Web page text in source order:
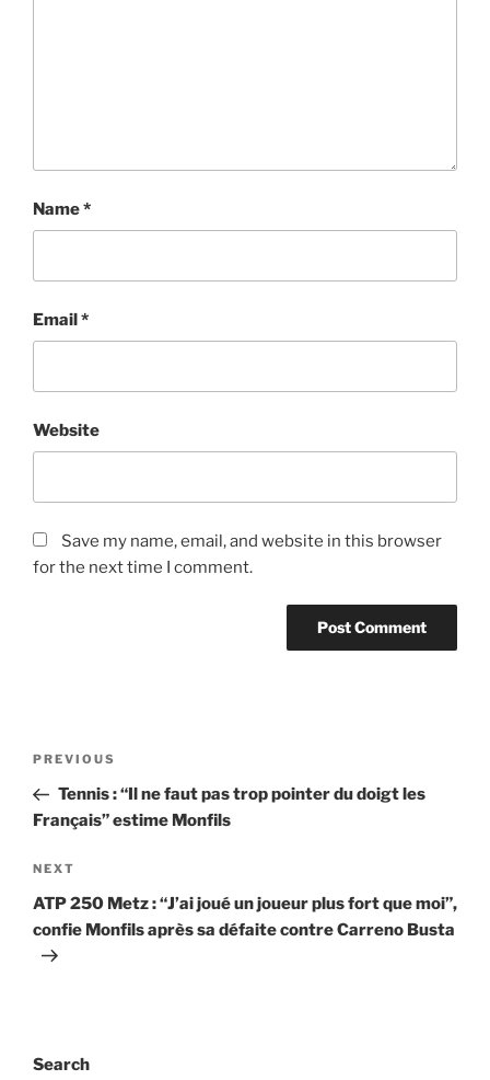
Name*
Email*
Website
Save my name, email, and website in this browser
for the next time I comment.
Previous
Post
PREVIOUS
Tennis : “Il ne faut pas trop pointer du doigt les
Français” estime Monfils
Next
Post
NEXT
ATP 250 Metz : “J’ai joué un joueur plus fort que moi”,
confie Monfils après sa défaite contre Carreno Busta
Search